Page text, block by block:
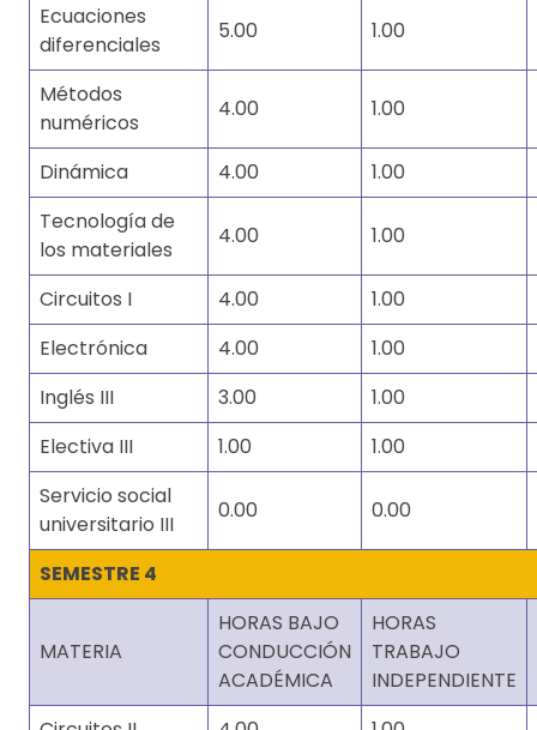
Ecuaciones
diferenciales
5.00 1.00
Métodos
numéricos
4.00 1.00
Dinámica 4.00
1.00
Tecnología de
los materiales
4.00 1.00
Circuitos I 4.00
1.00
Electrónica
4.00
1.00
Inglés III
3.00
1.00
Electiva III
1.00
1.00
Servicio social
universitario III
0.00 0.00
SEMESTRE 4
MATERIA
HORAS BAJO
CONDUCCIÓN
ACADÉMICA
HORAS
TRABAJO
INDEPENDIENTE